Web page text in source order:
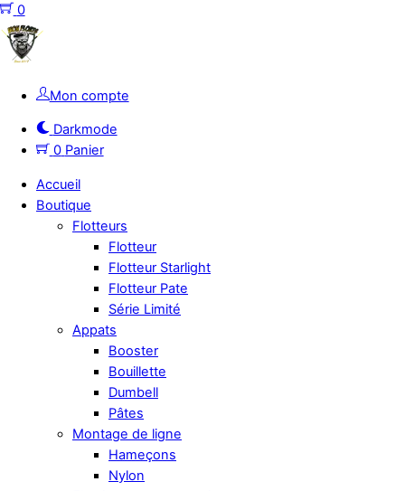
Skip
to
content
0
Menu
Mon compte
Darkmode
0 Panier
Accueil
Boutique
Flotteurs
Flotteur
Flotteur Starlight
Flotteur Pate
Série Limité
Appats
Booster
Bouillette
Dumbell
Pâtes
Montage de ligne
Hameçons
Nylon